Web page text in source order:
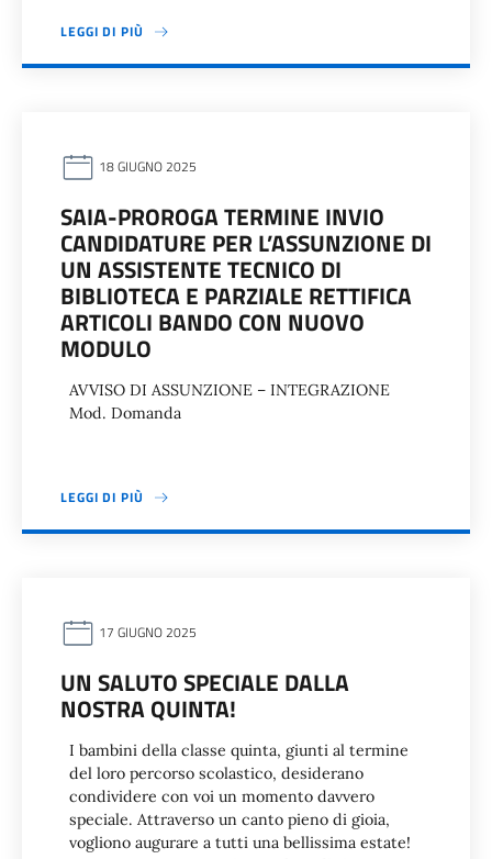
LEGGI DI PIÙ
18 GIUGNO 2025
SAIA-PROROGA TERMINE INVIO
CANDIDATURE PER L’ASSUNZIONE DI
UN ASSISTENTE TECNICO DI
BIBLIOTECA E PARZIALE RETTIFICA
ARTICOLI BANDO CON NUOVO
MODULO
AVVISO DI ASSUNZIONE – INTEGRAZIONE
Mod. Domanda
LEGGI DI PIÙ
17 GIUGNO 2025
UN SALUTO SPECIALE DALLA
NOSTRA QUINTA!
I bambini della classe quinta, giunti al termine
del loro percorso scolastico, desiderano
condividere con voi un momento davvero
speciale. Attraverso un canto pieno di gioia,
vogliono augurare a tutti una bellissima estate!